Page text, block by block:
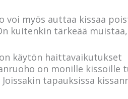
voi myös auttaa kissaa
kuitenkin tärkeää
käytön haittavaikutukset
on monille kissoille
Joissakin tapauksissa